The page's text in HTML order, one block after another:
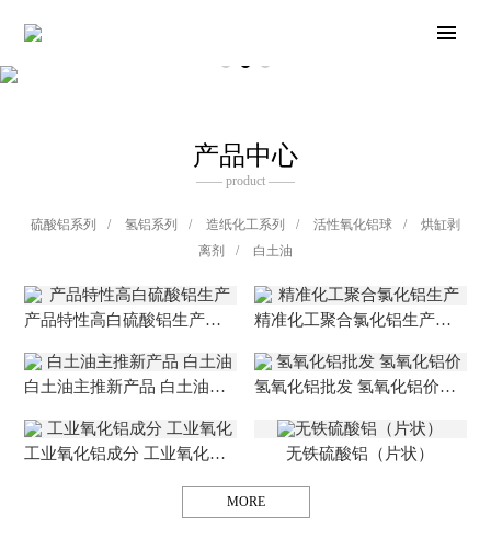
产品中心
—— product ——
硫酸铝系列 / 氢铝系列 / 造纸化工系列 / 活性氧化铝球 /
烘缸剥
离剂
/ 白土油
产品特性高白硫酸铝生产厂家 高白硫酸铝的应用范围 精准化工聚合氯化铝生产厂家 聚合氯化铝厂家
白土油主推新产品 白土油生产厂家 浸出油询价管理 氢氧化铝批发 氢氧化铝价格实惠 氢氧化铝生产厂家
工业氧化铝成分 工业氧化铝质量标准 氧化铝生产厂家 无铁硫酸铝（片状）
MORE